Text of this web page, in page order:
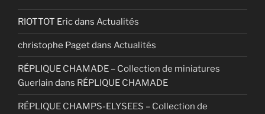
RIOTTOT Ericdans Actualités
christophe Pagetdans Actualités
RÉPLIQUE CHAMADE – Collection de miniatures
Guerlain dans RÉPLIQUE CHAMADE
RÉPLIQUE CHAMPS-ELYSEES – Collection de